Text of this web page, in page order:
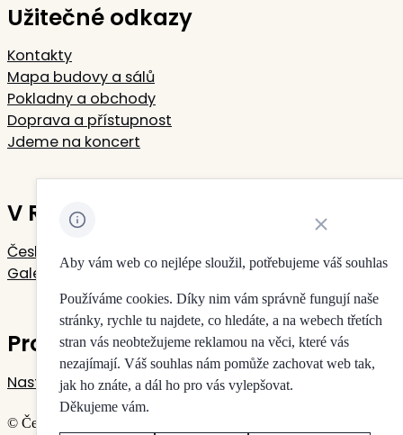
Užitečné odkazy
Kontakty
Mapa budovy a sálů
Pokladny a obchody
Doprava a přístupnost
Jdeme na koncert
V Rudolfinu sídlí
Česká filharmonie
Galerie Rudolfinum
Pro vaše soukromí
Nastavení cookies
© Česká filharmonie & Galerie Rudolfinum
Aby vám web co nejlépe sloužil, potřebujeme váš souhlas
Používáme cookies. Díky nim vám správně fungují naše
stránky, rychle tu najdete, co hledáte, a na webech třetích
stran vás neobtežujeme reklamou na věci, které vás
nezajímají. Váš souhlas nám pomůže zachovat web tak,
jak ho znáte, a dál ho pro vás vylepšovat.
Děkujeme vám.
Zavřít oznámení